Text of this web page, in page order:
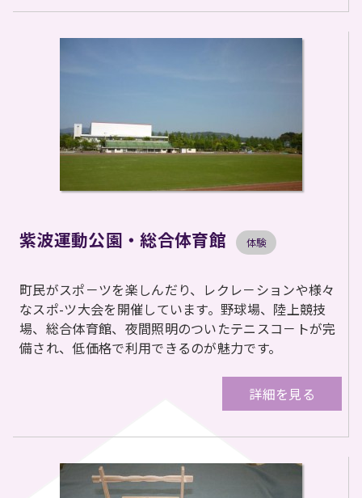
紫波運動公園・総合体育館 体験
町民がスポ－ツを楽しんだり、レクレ－ションや様々
なスポ-ツ大会を開催しています。野球場、陸上競技
場、総合体育館、夜間照明のついたテニスコ－トが完
備され、低価格で利用できるのが魅力です。
詳細を見る